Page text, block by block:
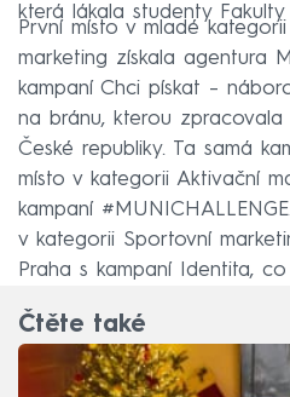
která lákala studenty Fakulty
První místo v mladé
marketing získala agentura
kampaní Chci pískat –
na bránu, kterou
České republiky. Ta samá
místo v kategorii Aktivační
kampaní
v kategorii Sportovní
Praha s kampaní Identita,
Čtěte také